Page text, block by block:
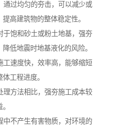
通过均匀的夯击，可以减少或
高建筑物的整体稳定性。
于饱和砂土或粉土地基，强夯
低地震时地基液化的风险。
工速度快，效率高，能够缩短
工程进度。
理方法相比，强夯施工成本较
中不产生有害物质，对环境的